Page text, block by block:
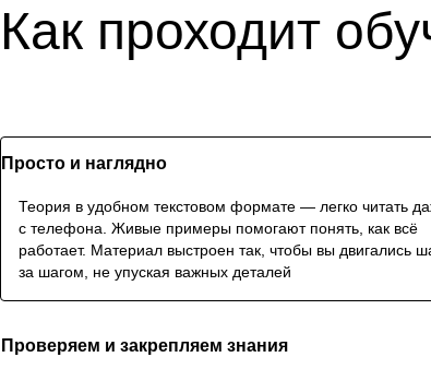
Как проходит
Просто и наглядно
Теория в удобном текстовом формате — легко читать
с телефона. Живые примеры помогают понять, как всё
работает. Материал выстроен так, чтобы вы двигались
за шагом, не упуская важных деталей
Проверяем и закрепляем знания